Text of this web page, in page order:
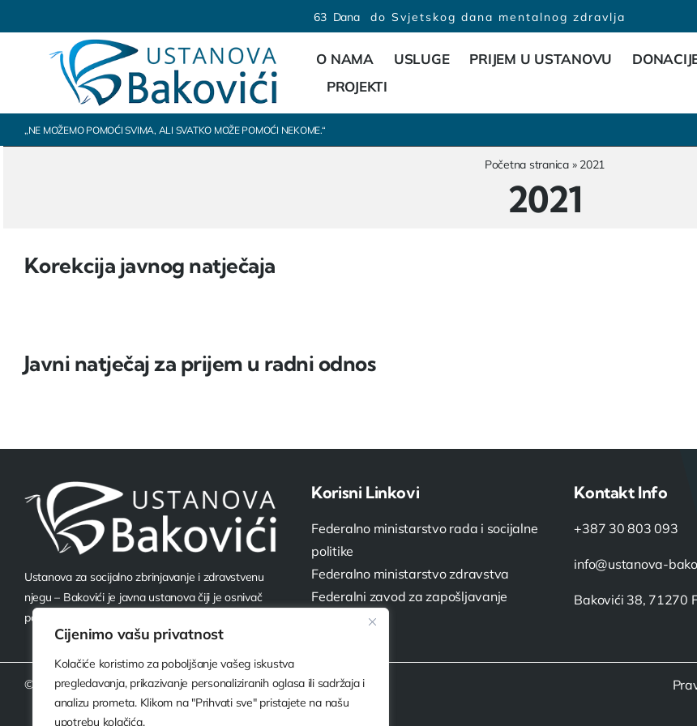
Cijenimo vašu privatnost
Kolačiće koristimo za poboljšanje vašeg iskustva
pregledavanja, prikazivanje personaliziranih oglasa ili sadržaja i
analizu prometa. Klikom na "Prihvati sve" pristajete na našu
upotrebu kolačića.
to
63 Dana do Svjetskog dana mentalnog zdravlja
O NAMA USLUGE PRIJEM U USTANOVU
PROJEKTI
„NE MOŽEMO POMOĆI SVIMA, ALI SVATKO MOŽE POMOĆI NEKOME.“
Početna stranica» 2021
2021
Korekcija javnog natječaja
Javni natječaj za prijem u radni odnos
Ustanova za socijalno zbrinjavanje i zdravstvenu
njegu – Bakovići je javna ustanova čiji je osnivač
parlament Federacije Bosne i Hercegovine.
Korisni Linkovi
Federalno ministarstvo rada i socijalne
politike
Federalno ministarstvo zdravstva
Federalni zavod za zapošljavanje
ZZOR FBiH
Kontakt Info
+387 30 803 093
info@ustanova-
Bakovići 38, 71270
© 2026 Ustanova Bakovići. Sva prava pridržana.